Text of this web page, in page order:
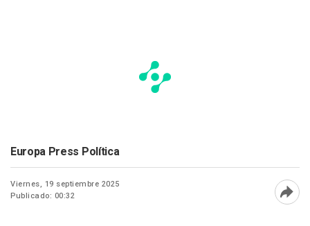
Europa Press Política
Viernes, 19 septiembre 2025
Publicado: 00:32